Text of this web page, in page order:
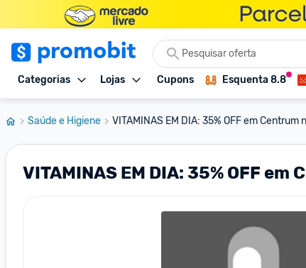
Categorias Lojas Cupons Esquenta 8.8
Saúde e Higiene VITAMINAS EM DIA: 35% OFF em Centrum
VITAMINAS EM DIA: 35% OFF